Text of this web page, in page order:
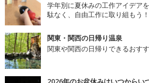
学年別に夏休みの工作アイデア
駄なく、自由工作に取り組もう！
関東・関西の日帰り温泉
関東や関西の日帰りできるおす
2026年のお盆休みはいつからい